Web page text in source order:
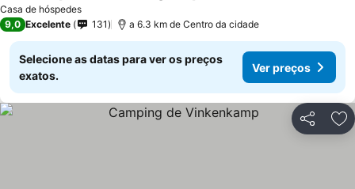
Casa de hóspedes
9,0 Excelente 131 a 6.3 km de Centro da cidade
Selecione as datas para ver os preços
exatos.
Ver preços
Partilhar